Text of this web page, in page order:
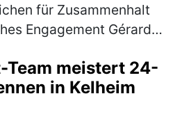
für Zusammenhalt
Gérard
Go…(mehr)
Team meistert 24-
in Kelheim